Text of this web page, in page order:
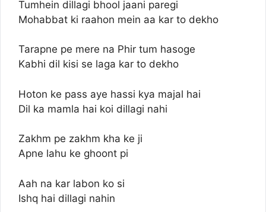
Tumhein dillagi bhool jaani paregi
Mohabbat ki raahon mein aa kar to dekho
Tarapne pe mere na Phir tum hasoge
Kabhi dil kisi se laga kar to dekho
Hoton ke pass aye hassi kya majal hai
Dil ka mamla hai koi dillagi nahi
Zakhm pe zakhm kha ke ji
Apne lahu ke ghoont pi
Aah na kar labon ko si
Ishq hai dillagi nahin